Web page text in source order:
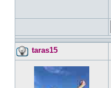
taras15